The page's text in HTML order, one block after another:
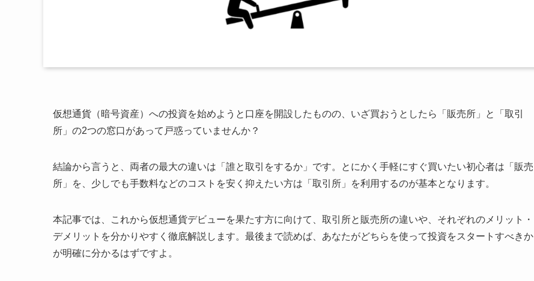
仮想通貨（暗号資産）への投資を始めようと口座を開設したものの、いざ買おうとしたら「販売所」と「取引
所」の2つの窓口があって戸惑っていませんか？
結論から言うと、両者の最大の違いは「誰と取引をするか」です。とにかく手軽にすぐ買いたい初心者は「販売
所」を、少しでも手数料などのコストを安く抑えたい方は「取引所」を利用するのが基本となります。
本記事では、これから仮想通貨デビューを果たす方に向けて、取引所と販売所の違いや、それぞれのメリット・
デメリットを分かりやすく徹底解説します。最後まで読めば、あなたがどちらを使って投資をスタートすべきか
が明確に分かるはずですよ。